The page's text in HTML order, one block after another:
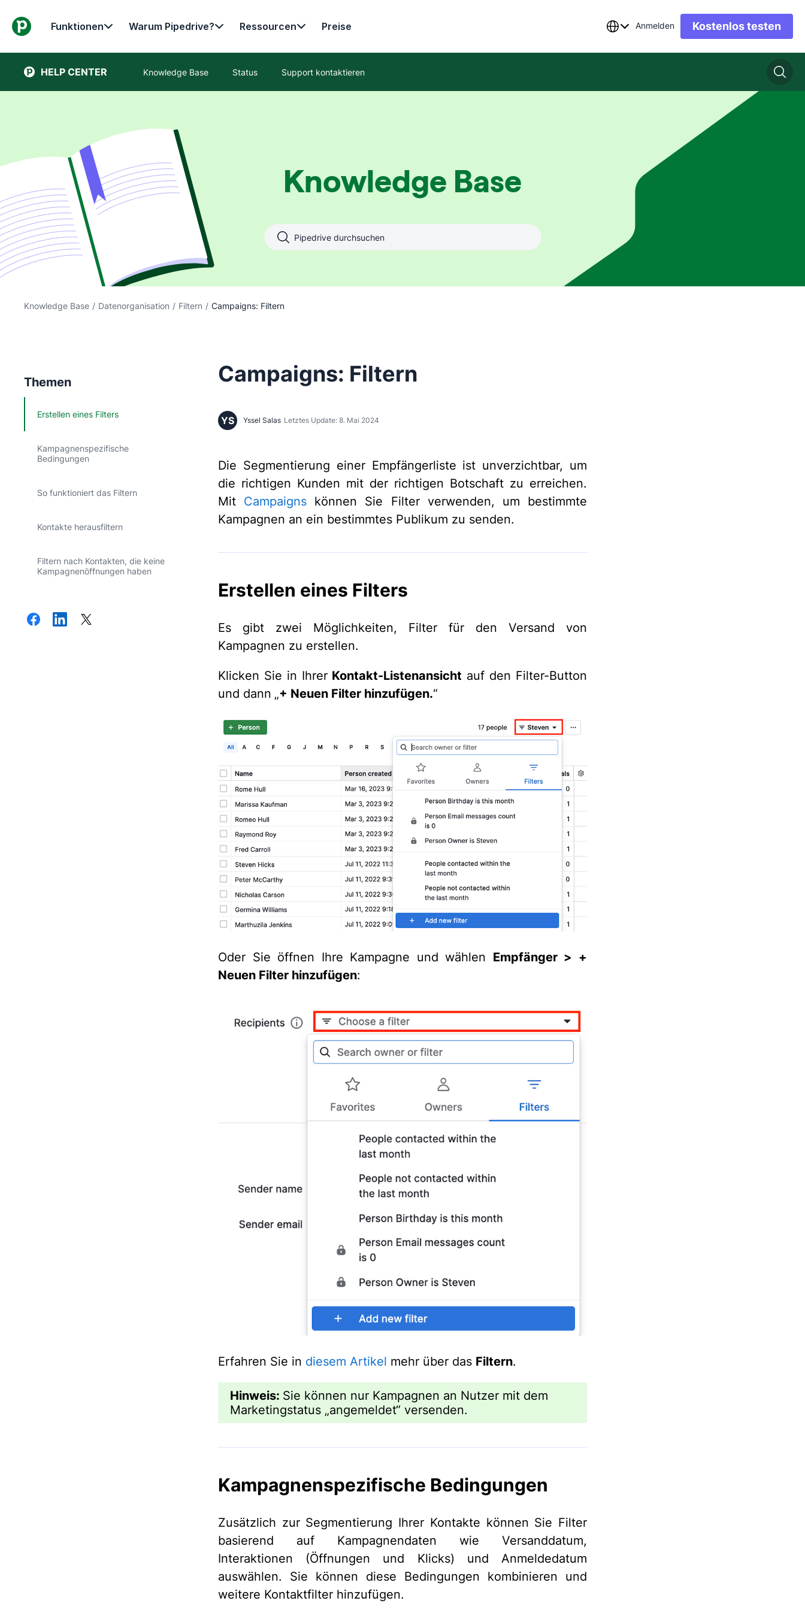
Funktionen Warum Pipedrive? Ressourcen Preise Anmelden Kostenlos testen
HELP CENTER Knowledge Base Status Support kontaktieren
Knowledge Base
Knowledge Base / Datenorganisation / Filtern / Campaigns: Filtern
Themen
Erstellen eines Filters
Kampagnenspezifische
Bedingungen
So funktioniert das Filtern
Kontakte herausfiltern
Filtern nach Kontakten, die keine
Kampagnenöffnungen haben
Campaigns: Filtern
YS Yssel Salas Letztes Update: 8. Mai 2024
Die Segmentierung einer Empfängerliste ist unverzichtbar, um
die richtigen Kunden mit der richtigen Botschaft zu erreichen.
Mit Campaigns können Sie Filter verwenden, um bestimmte
Kampagnen an ein bestimmtes Publikum zu senden.
Erstellen eines Filters
Es gibt zwei Möglichkeiten, Filter für den Versand von
Kampagnen zu erstellen.
Klicken Sie in Ihrer Kontakt-Listenansicht auf den Filter-Button
und dann „+ Neuen Filter hinzufügen.“
Oder Sie öffnen Ihre Kampagne und wählen Empfänger > +
Neuen Filter hinzufügen:
Erfahren Sie in diesem Artikel mehr über das Filtern.
Hinweis: Sie können nur Kampagnen an Nutzer mit dem
Marketingstatus „angemeldet“ versenden.
Kampagnenspezifische Bedingungen
Zusätzlich zur Segmentierung Ihrer Kontakte können Sie Filter
basierend auf Kampagnendaten wie Versanddatum,
Interaktionen (Öffnungen und Klicks) und Anmeldedatum
auswählen. Sie können diese Bedingungen kombinieren und
weitere Kontaktfilter hinzufügen.